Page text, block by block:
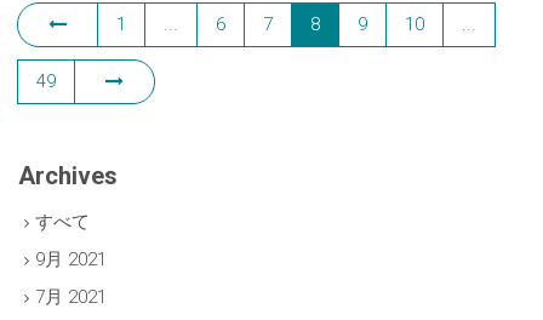
1 6 7 8 9 10
49
Archives
すべて
9月 2021
7月 2021